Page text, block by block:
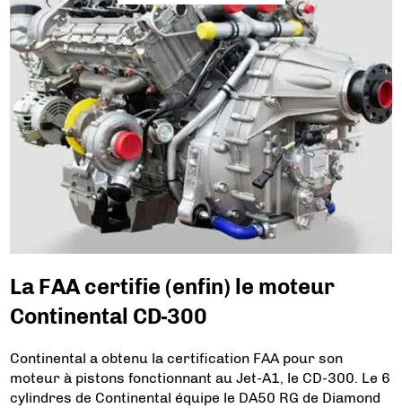
La FAA certifie (enfin) le moteur
Continental CD-300
Continental a obtenu la certification FAA pour son
moteur à pistons fonctionnant au Jet-A1, le CD-300. Le 6
cylindres de Continental équipe le DA50 RG de Diamond